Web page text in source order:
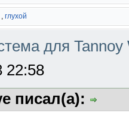
, глухой
для
22:58
писал(а):